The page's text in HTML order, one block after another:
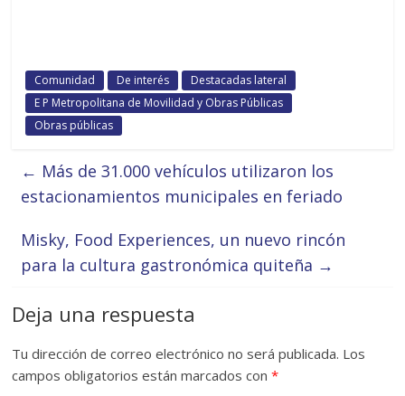
Comunidad De interés
Destacadas lateral
E P Metropolitana de Movilidad y Obras Públicas
Obras públicas
← Más de 31.000 vehículos utilizaron los
estacionamientos municipales en feriado
Misky, Food Experiences, un nuevo rincón
para la cultura gastronómica quiteña →
Deja una respuesta
Tu dirección de correo electrónico no será publicada. Los
campos obligatorios están marcados con*